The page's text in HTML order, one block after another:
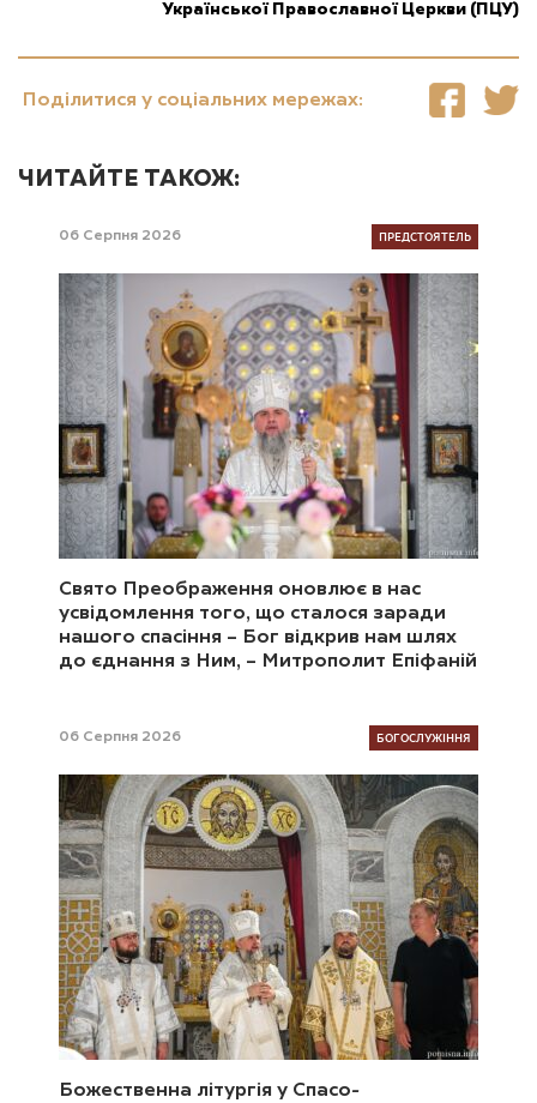
Української Православної Церкви (ПЦУ)
Поділитися у соціальних мережах:
ЧИТАЙТЕ ТАКОЖ:
06 Серпня 2026 ПРЕДСТОЯТЕЛЬ
Свято Преображення оновлює в нас
усвідомлення того, що сталося заради
нашого спасіння – Бог відкрив нам шлях
до єднання з Ним, – Митрополит Епіфаній
06 Серпня 2026 БОГОСЛУЖІННЯ
Божественна літургія у Спасо-